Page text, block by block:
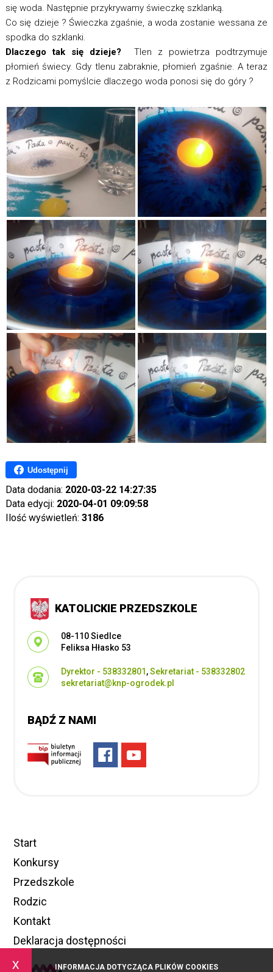
x INFORMACJA DOTYCZĄCA PLIKÓW COOKIES
się woda. Następnie przykrywamy świeczkę szklanką.
Co się dzieje ? Świeczka zgaśnie, a woda zostanie wessana ze
spodka do szklanki.
Dlaczego tak się dzieje?
Tlen z powietrza podtrzymuje
płomień świecy. Gdy tlenu zabraknie, płomień zgaśnie. A teraz
z Rodzicami pomyślcie dlaczego woda ponosi się do góry ?
Udostępnij
Data dodania: 2020-03-22 14:27:35
Data edycji: 2020-04-01 09:09:58
Ilość wyświetleń: 3186
KATOLICKIE PRZEDSZKOLE
Adres pocztowy:
08-110 Siedlce
Feliksa Hłasko 53
Dyrektor - 538332801 ,Sekretariat - 538332802
sekretariat@knp-ogrodek.pl
BĄDŹ Z NAMI
Start
Konkursy
Przedszkole
Rodzic
Kontakt
Deklaracja dostępności